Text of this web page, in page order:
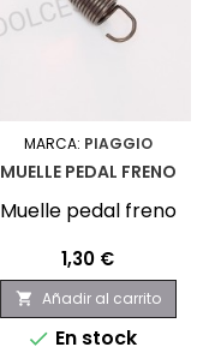
MARCA: PIAGGIO
MUELLE PEDAL FRENO
Muelle pedal freno
Precio
1,30 €
 Añadir al carrito
 En stock